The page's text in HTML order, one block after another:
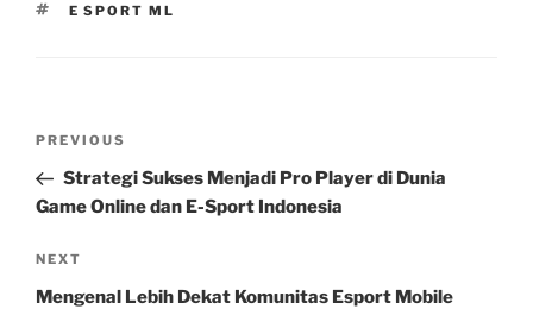
TAGS
E SPORT ML
Previous
Post
PREVIOUS
Strategi Sukses Menjadi Pro Player di Dunia
Game Online dan E-Sport Indonesia
Next
Post
NEXT
Mengenal Lebih Dekat Komunitas Esport Mobile